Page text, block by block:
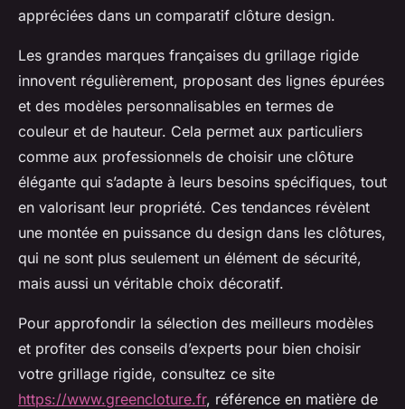
appréciées dans un comparatif clôture design.
Les grandes marques françaises du grillage rigide
innovent régulièrement, proposant des lignes épurées
et des modèles personnalisables en termes de
couleur et de hauteur. Cela permet aux particuliers
comme aux professionnels de choisir une clôture
élégante qui s’adapte à leurs besoins spécifiques, tout
en valorisant leur propriété. Ces tendances révèlent
une montée en puissance du design dans les clôtures,
qui ne sont plus seulement un élément de sécurité,
mais aussi un véritable choix décoratif.
Pour approfondir la sélection des meilleurs modèles
et profiter des conseils d’experts pour bien choisir
votre grillage rigide, consultez ce site
https://www.greencloture.fr, référence en matière de